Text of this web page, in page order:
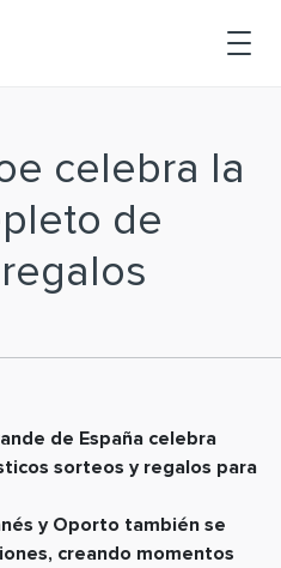
celebra la
de
de España celebra
sorteos y regalos para
y Oporto también se
creando momentos